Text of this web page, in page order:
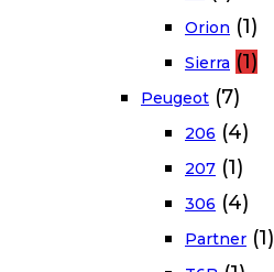
Orion (1)
Sierra (1)
Peugeot (7)
206 (4)
207 (1)
306 (4)
Partner (1)